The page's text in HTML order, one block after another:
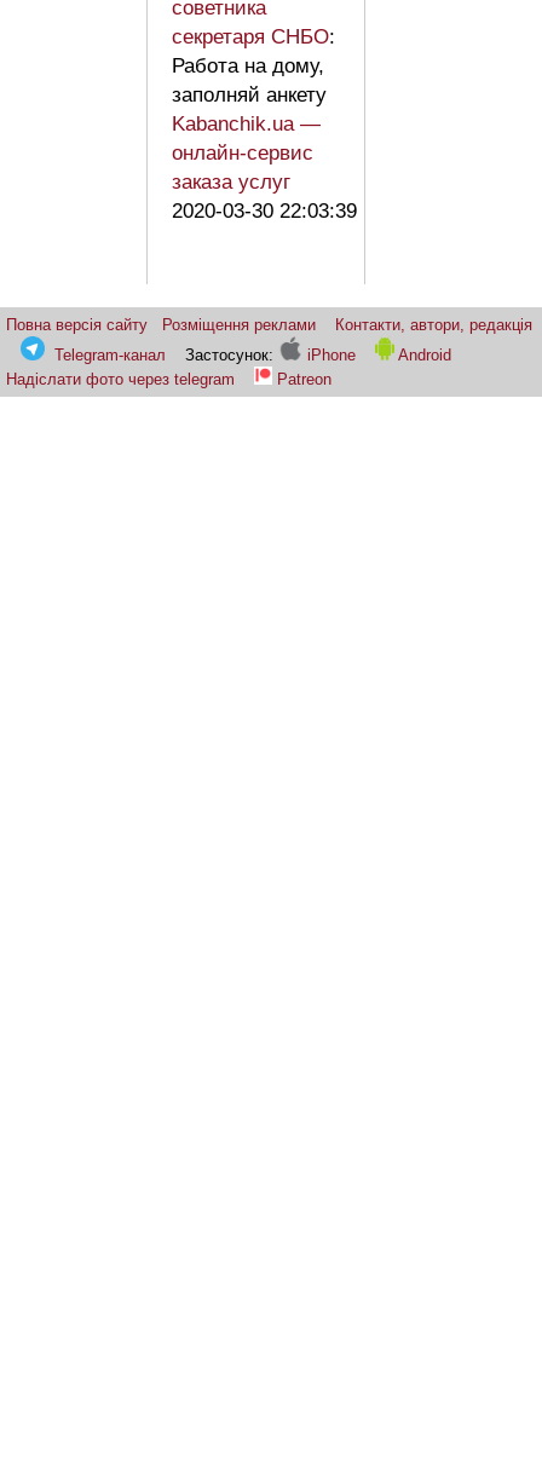
советника
секретаря СНБО:
Работа на дому,
заполняй анкету
Kabanchik.ua —
онлайн-сервис
заказа услуг
2020-03-30 22:03:39
Повна версія сайту Розміщення реклами
Контакти, автори, редакція
Telegram-канал
Застосунок: iPhone
Android
Надіслати фото через telegram
Patreon